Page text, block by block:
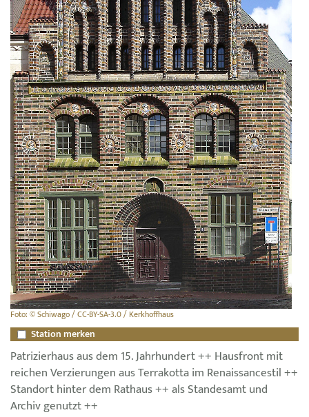
Foto: © Schiwago / CC-BY-SA-3.0 / Kerkhoffhaus
Station merken
Patrizierhaus aus dem 15. Jahrhundert ++ Hausfront mit
reichen Verzierungen aus Terrakotta im Renaissancestil ++
Standort hinter dem Rathaus ++ als Standesamt und
Archiv genutzt ++